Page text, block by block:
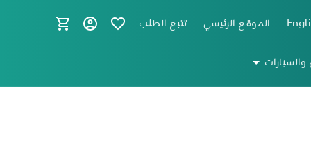
الموقع الرئيسي تتبع الطلب
والسيارات